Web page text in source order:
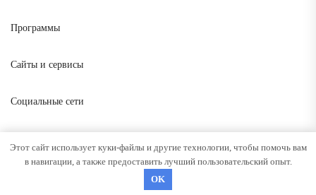
Программы
Сайты и сервисы
Социальные сети
ВВЕРХ↑
Copyright © 2026DataDelve.Все права защищены.
Themeinwp.
Этот сайт использует куки-файлы и другие технологии, чтобы помочь вам
в навигации, а также предоставить лучший пользовательский опыт.
OK